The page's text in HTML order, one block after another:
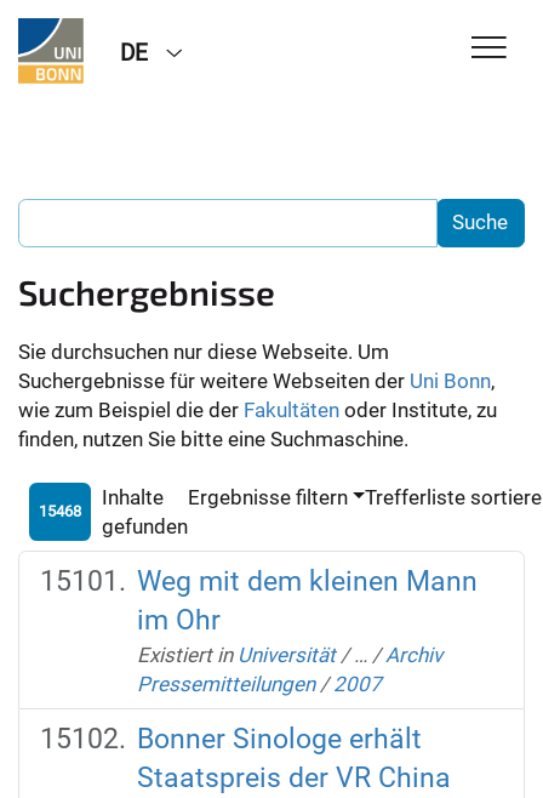
DE
Suchergebnisse
Sie durchsuchen nur diese Webseite. Um
Suchergebnisse für weitere Webseiten der Uni Bonn,
wie zum Beispiel die der Fakultäten oder Institute, zu
finden, nutzen Sie bitte eine Suchmaschine.
15468
Inhalte
gefunden
Ergebnisse filtern Trefferliste
Weg mit dem kleinen Mann
im Ohr
Existiert in Universität /… /Archiv
Pressemitteilungen /2007
Bonner Sinologe erhält
Staatspreis der VR China